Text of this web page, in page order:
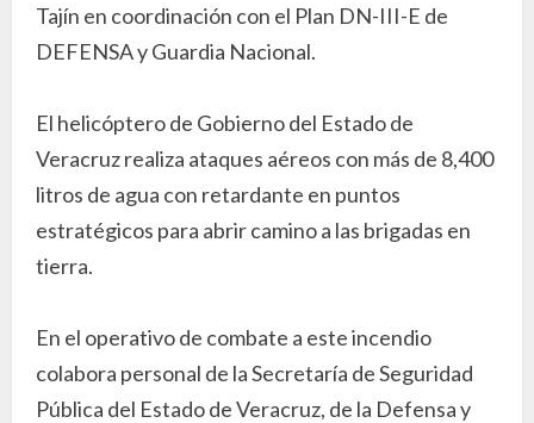
Tajín en coordinación con el Plan DN-III-E de
DEFENSA y Guardia Nacional.
El helicóptero de Gobierno del Estado de
Veracruz realiza ataques aéreos con más de 8,400
litros de agua con retardante en puntos
estratégicos para abrir camino a las brigadas en
tierra.
En el operativo de combate a este incendio
colabora personal de la Secretaría de Seguridad
Pública del Estado de Veracruz, de la Defensa y